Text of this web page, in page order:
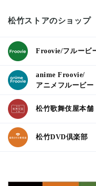
松竹ストアのショップ
Froovie/フルービ
anime Froovie/
アニメフルービー
松竹歌舞伎屋本舗
松竹DVD倶楽部